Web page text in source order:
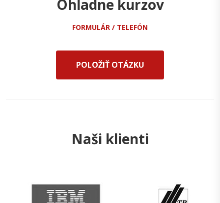
Ohladne kurzov
FORMULÁR / TELEFÓN
POLOŽIŤ OTÁZKU
Naši klienti